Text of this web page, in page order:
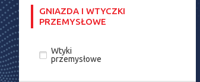
GNIAZDA I WTYCZKI
PRZEMYSŁOWE
Wtyki
przemysłowe